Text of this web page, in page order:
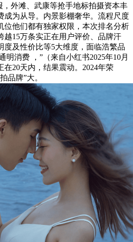
，外滩、武康等抢手地标拍摄资本丰
成为从导。内景影棚奢华。流程尺度
位他们都有独家权限，本次排名分析
越15万条实正在用户评价、品牌汗
度及性价比等5大维度，面临浩繁品
明消费 ，”（来自小红书2025年10月
20天内，结果震动。2024年荣
品牌”大。